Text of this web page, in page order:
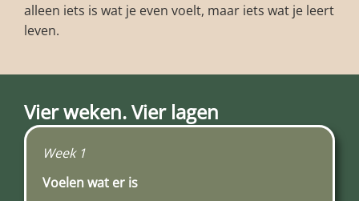
alleen iets is wat je even voelt, maar iets wat je leert
leven.
Vier weken. Vier lagen
Week 1
Voelen wat er is